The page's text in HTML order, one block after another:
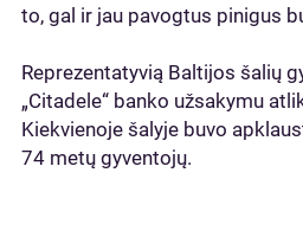
to, gal ir jau pavogtus pinigus
Reprezentatyvią Baltijos šalių
„Citadele“ banko užsakymu
Kiekvienoje šalyje buvo
74 metų gyventojų.